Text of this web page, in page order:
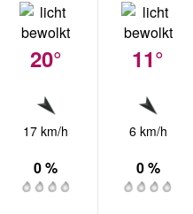
20°
17 km/h
0 %
11°
6 km/h
0 %